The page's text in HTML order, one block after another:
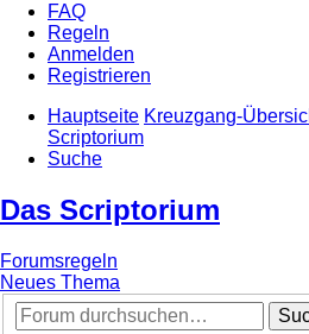
FAQ
Regeln
Anmelden
Registrieren
Hauptseite Kreuzgang-
Scriptorium
Suche
Das Scriptorium
Forumsregeln
Neues Thema